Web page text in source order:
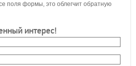
поля формы, это облегчит обратную
интерес!